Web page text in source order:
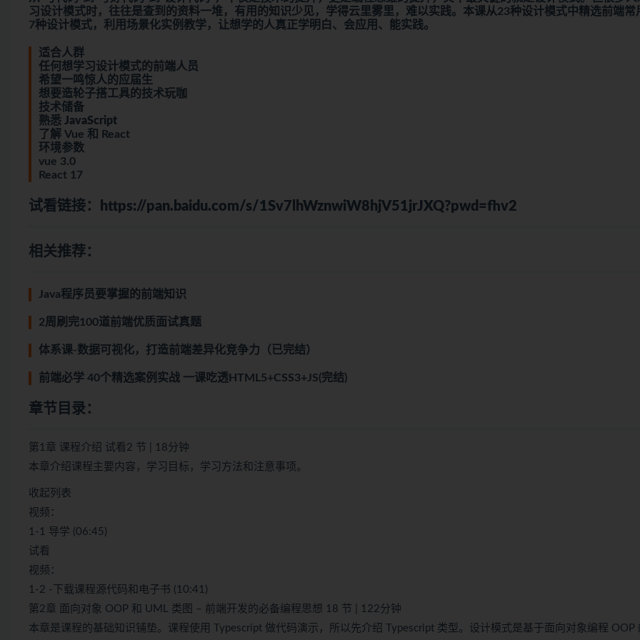
习设计模式时，往往是查到的资料一堆，有用的知识少见，学得云里雾里，难以实践。本课从23种设计模式中精选前端常
7种设计模式，利用场景化实例教学，让想学的人真正学明白、会应用、能实践。
适合人群
任何想学习设计模式的前端人员
希望一鸣惊人的应届生
想要造轮子搭工具的技术玩咖
技术储备
熟悉 JavaScript
了解 Vue 和 React
环境参数
vue 3.0
React 17
试看链接： https://pan.baidu.com/s/1Sv7lhWznwiW8hjV51jrJXQ?pwd=fhv2
相关推荐：
Java程序员要掌握的前端知识
2周刷完100道前端优质面试真题
体系课-数据可视化，打造前端差异化竞争力（已完结）
前端必学 40个精选案例实战 一课吃透HTML5+CSS3+JS(完结)
章节目录：
第1章 课程介绍 试看2 节 | 18分钟
本章介绍课程主要内容，学习目标，学习方法和注意事项。
收起列表
视频：
1-1 导学 (06:45)
试看
视频：
1-2 -下载课程源代码和电子书 (10:41)
第2章 面向对象 OOP 和 UML 类图 – 前端开发的必备编程思想 18 节 | 122分钟
本章是课程的基础知识铺垫。课程使用 Typescript 做代码演示，所以先介绍 Typescript 类型。设计模式是基于面向对象编程 OOP